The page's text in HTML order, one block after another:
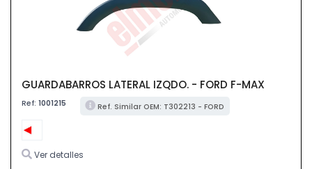
GUARDABARROS LATERAL IZQDO. - FORD F-MAX
Ref: 1001215 Ref. Similar OEM: T302213 - FORD
Ver detalles